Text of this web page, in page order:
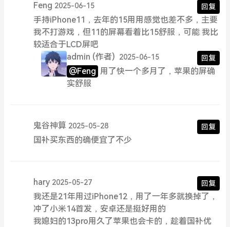
Feng 2025-06-15 回复
手持iPhone11，去年的15用用感觉也差不多，主要
我不打游戏，但11的屏幕看着比15舒服，可能 我比
较适合于LCD屏吧
admin (作者) 2025-06-15 回复
@Feng 用了快一个多月了，苹果的屏确
实舒服
鬼谷神算 2025-05-28 回复
国补买东西的确便宜了不少
hary 2025-05-27 回复
我还是21年用过iPhone12，用了一年多就换掉了，
冲了小米14首发，安卓还是挺好用的
我媳妇的13pro用久了苹果也会卡的，趁着国补优